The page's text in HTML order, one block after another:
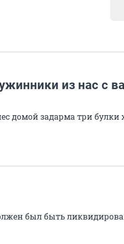
из нас с
домой задарма три булки
был быть